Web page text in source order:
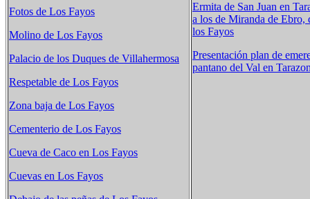
Fotos de Los Fayos
Molino de Los Fayos
Palacio de los Duques de Villahermosa
Respetable de Los Fayos
Zona baja de Los Fayos
Cementerio de Los Fayos
Cueva de Caco en Los Fayos
Cuevas en Los Fayos
Ermita de San Juan en
a los de Miranda de Ebro,
los Fayos
Presentación plan de
pantano del Val en